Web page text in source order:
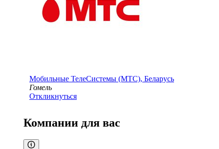
Мобильные ТелеСистемы (МТС), Беларусь
Гомель
Откликнуться
Компании для вас